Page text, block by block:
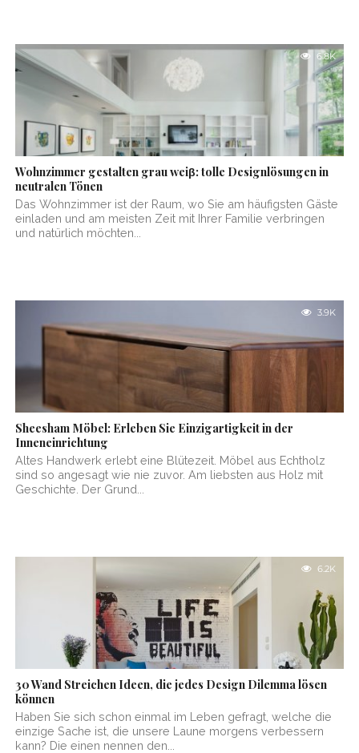
6.8K
Wohnzimmer gestalten grau weiβ: tolle Designlösungen in
neutralen Tönen
Das Wohnzimmer ist der Raum, wo Sie am häufigsten Gäste
einladen und am meisten Zeit mit Ihrer Familie verbringen
und natürlich möchten...
3.9K
Sheesham Möbel: Erleben Sie Einzigartigkeit in der
Inneneinrichtung
Altes Handwerk erlebt eine Blütezeit. Möbel aus Echtholz
sind so angesagt wie nie zuvor. Am liebsten aus Holz mit
Geschichte. Der Grund...
6.2K
30 Wand Streichen Ideen, die jedes Design Dilemma lösen
können
Haben Sie sich schon einmal im Leben gefragt, welche die
einzige Sache ist, die unsere Laune morgens verbessern
kann? Die einen nennen den...